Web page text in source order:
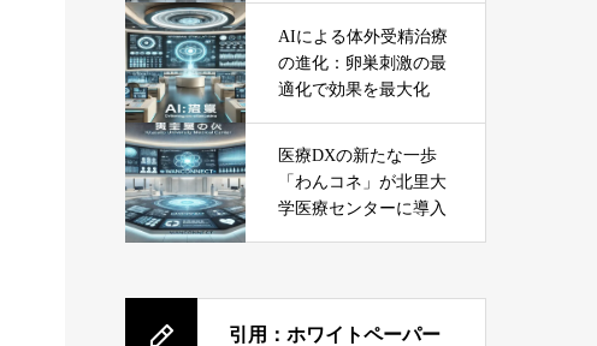
AIによる体外受精治療
の進化：卵巣刺激の最
適化で効果を最大化
医療DXの新たな一歩
「わんコネ」が北里大
学医療センターに導入
引用：ホワイトペーパー